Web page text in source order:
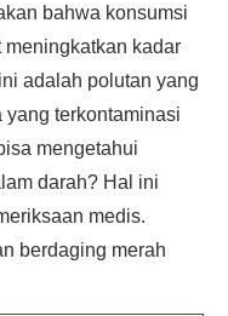
bahwa konsumsi
kadar
adalah polutan yang
terkontaminasi
mengetahui
darah? Hal ini
medis.
berdaging merah